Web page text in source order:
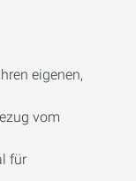
eigenen,
vom
für